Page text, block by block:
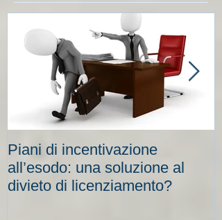
Piani di incentivazione
all’esodo: una soluzione al
divieto di licenziamento?